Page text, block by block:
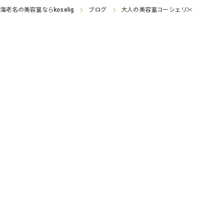
老名の美容室なら koselig ブログ 大人の美容室コーシェリ✂︎